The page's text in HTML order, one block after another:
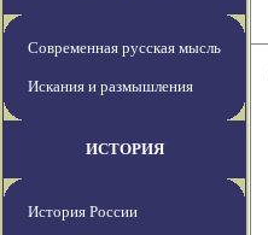
Современная русская мысль
Искания и размышления
ИСТОРИЯ
История России